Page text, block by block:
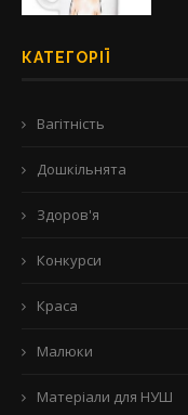
КАТЕГОРІЇ
Вагітність
Дошкільнята
Здоров'я
Конкурси
Краса
Малюки
Матеріали для НУШ